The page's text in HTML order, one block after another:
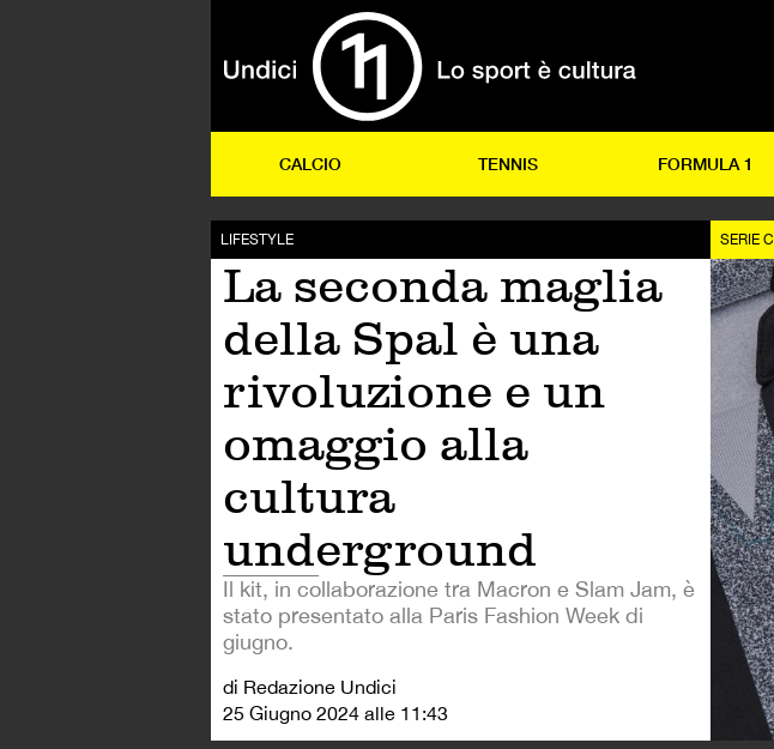
CALCIO TENNIS FORMULA 1
LIFESTYLE
La seconda maglia
della Spal è una
rivoluzione e un
omaggio alla
cultura
underground
Il kit, in collaborazione tra Macron e Slam Jam, è
stato presentato alla Paris Fashion Week di
giugno.
di Redazione Undici
25 Giugno 2024 alle 11:43
SERIE C